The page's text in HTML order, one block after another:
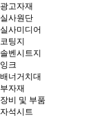
광고자재
실사원단
실사미디어
코팅지
솔벤시트지
잉크
배너거치대
부자재
장비 및 부품
자석시트